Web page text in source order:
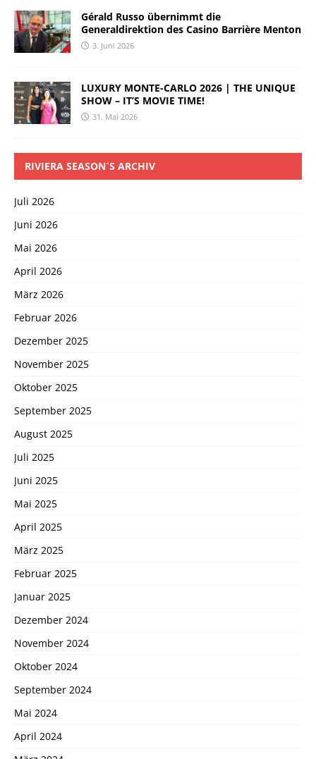
Gérald Russo übernimmt die
Generaldirektion des Casino Barrière Menton
3. Juni 2026
LUXURY MONTE-CARLO 2026 | THE UNIQUE
SHOW – IT’S MOVIE TIME!
31. Mai 2026
RIVIERA SEASON´S ARCHIV
Juli 2026
Juni 2026
Mai 2026
April 2026
März 2026
Februar 2026
Dezember 2025
November 2025
Oktober 2025
September 2025
August 2025
Juli 2025
Juni 2025
Mai 2025
April 2025
März 2025
Februar 2025
Januar 2025
Dezember 2024
November 2024
Oktober 2024
September 2024
Mai 2024
April 2024